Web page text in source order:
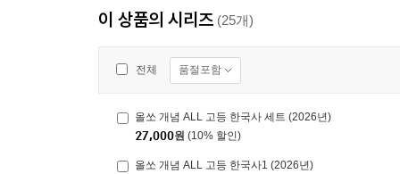
이 상품의 시리즈 (25개)
전체 품절포함
올쏘 개념 ALL 고등 한국사 세트 (2026년)
27,000원 (10% 할인)
올쏘 개념 ALL 고등 한국사1 (2026년)